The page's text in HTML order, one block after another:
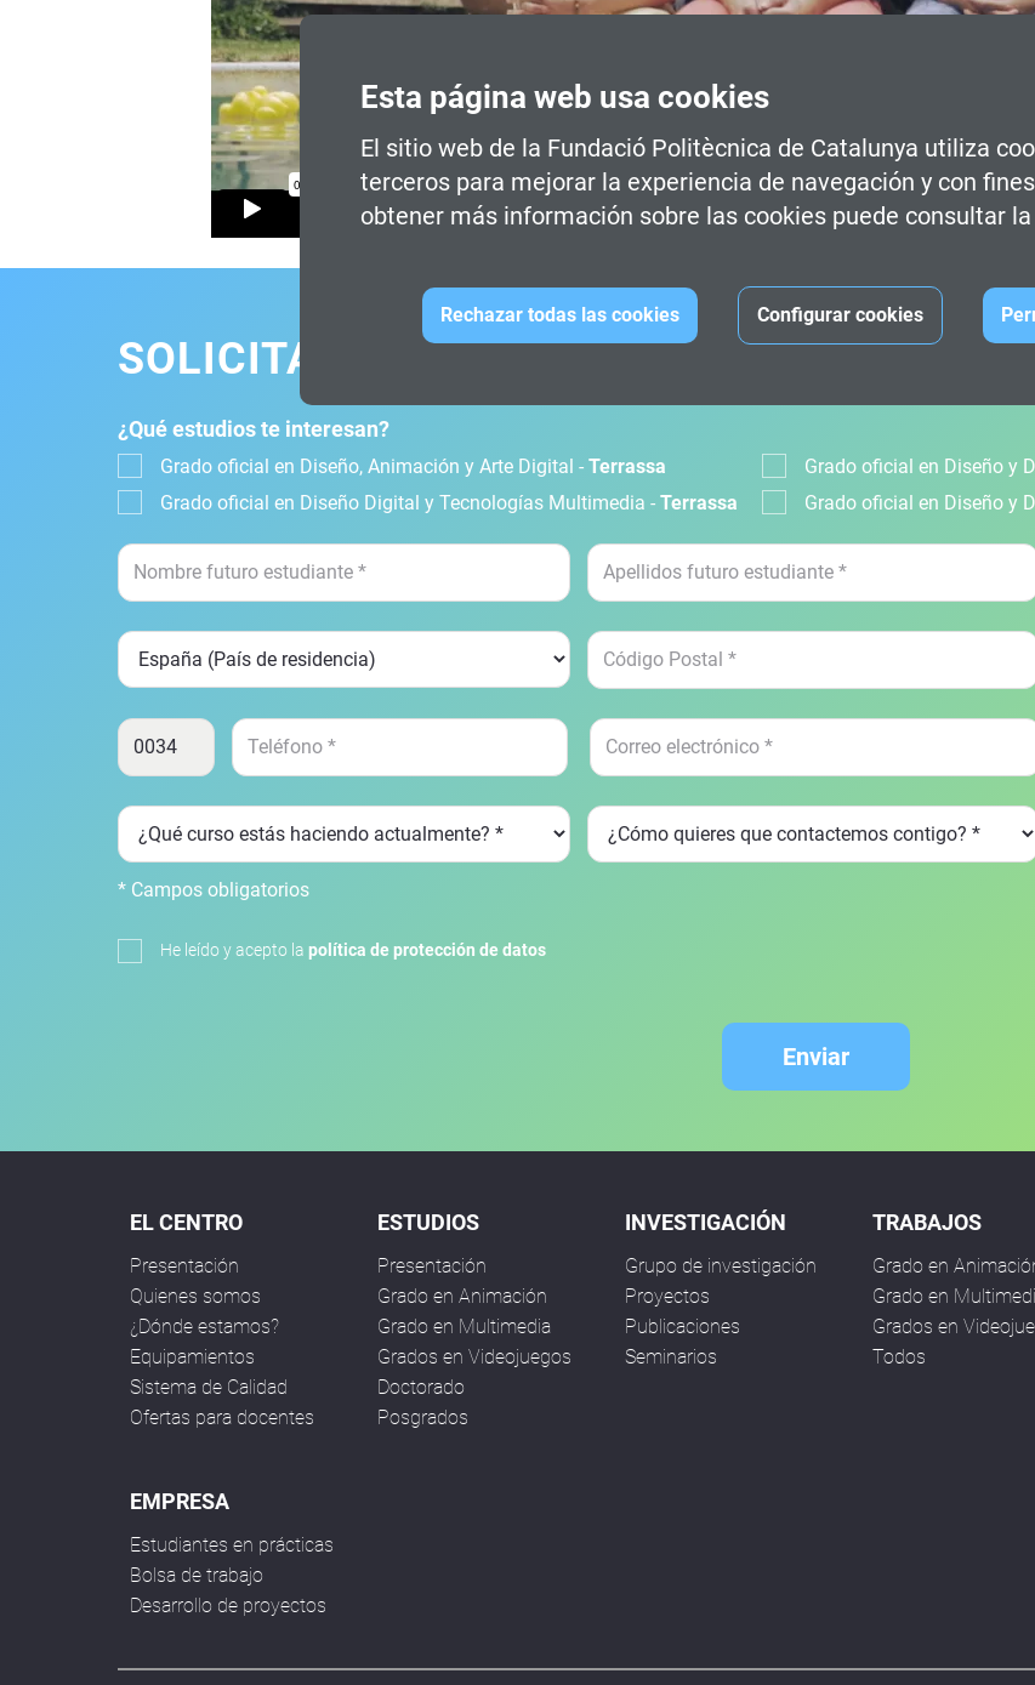
Esta página web usa cookies
El sitio web de la Fundació Politècnica de Catalunya utiliza
terceros para mejorar la experiencia de navegación y con
obtener más información sobre las cookies puede consultar la
Rechazar todas las cookies Configurar cookies
SOLICITA INFORMACIÓN
¿Qué estudios te interesan?
Grado oficial en Diseño, Animación y Arte Digital - Terrassa
Grado oficial en Diseño Digital y Tecnologías Multimedia - Terrassa
Grado oficial en Diseño y
Grado oficial en Diseño y
* Campos obligatorios
He leído y acepto la política de protección de datos
Enviar
EL CENTRO
Presentación
Quienes somos
¿Dónde estamos?
Equipamientos
Sistema de Calidad
Ofertas para docentes
ESTUDIOS
Presentación
Grado en Animación
Grado en Multimedia
Grados en Videojuegos
Doctorado
Posgrados
INVESTIGACIÓN
Grupo de investigación
Proyectos
Publicaciones
Seminarios
TRABAJOS
Grado en
Grado en
Grados en
Todos
EMPRESA
Estudiantes en prácticas
Bolsa de trabajo
Desarrollo de proyectos